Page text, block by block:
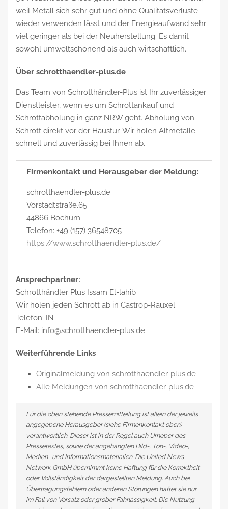
weil Metall sich sehr gut und ohne Qualitätsverluste
wieder verwenden lässt und der Energieaufwand sehr
viel geringer als bei der Neuherstellung. Es damit
sowohl umweltschonend als auch wirtschaftlich.
Über schrotthaendler-plus.de
Das Team von Schrotthändler-Plus ist Ihr zuverlässiger
Dienstleister, wenn es um Schrottankauf und
Schrottabholung in ganz NRW geht. Abholung von
Schrott direkt vor der Haustür. Wir holen Altmetalle
schnell und zuverlässig bei Ihnen ab.
Firmenkontakt und Herausgeber der Meldung:
schrotthaendler-plus.de
Vorstadtstraße.65
44866 Bochum
Telefon: +49 (157) 36548705
https://www.schrotthaendler-plus.de/
Ansprechpartner:
Schrotthändler Plus Issam El-lahib
Wir holen jeden Schrott ab in Castrop-Rauxel
Telefon: IN
E-Mail: info@schrotthaendler-plus.de
Weiterführende Links
Originalmeldung von schrotthaendler-plus.de
Alle Meldungen von schrotthaendler-plus.de
Für die oben stehende Pressemitteilung ist allein der jeweils
angegebene Herausgeber (siehe Firmenkontakt oben)
verantwortlich. Dieser ist in der Regel auch Urheber des
Pressetextes, sowie der angehängten Bild-, Ton-, Video-,
Medien- und Informationsmaterialien. Die United News
Network GmbH übernimmt keine Haftung für die Korrektheit
oder Vollständigkeit der dargestellten Meldung. Auch bei
Übertragungsfehlern oder anderen Störungen haftet sie nur
im Fall von Vorsatz oder grober Fahrlässigkeit. Die Nutzung